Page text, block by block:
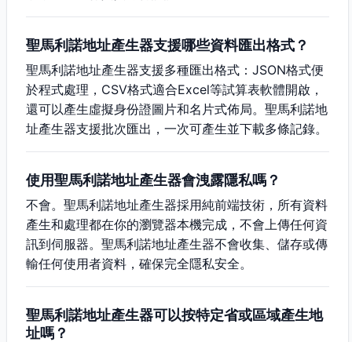
聖馬利諾地址產生器支援哪些資料匯出格式？
聖馬利諾地址產生器支援多種匯出格式：JSON格式便
於程式處理，CSV格式適合Excel等試算表軟體開啟，
還可以產生虛擬身份證圖片和名片式佈局。聖馬利諾地
址產生器支援批次匯出，一次可產生並下載多條記錄。
使用聖馬利諾地址產生器會洩露隱私嗎？
不會。聖馬利諾地址產生器採用純前端技術，所有資料
產生和處理都在你的瀏覽器本機完成，不會上傳任何資
訊到伺服器。聖馬利諾地址產生器不會收集、儲存或傳
輸任何使用者資料，確保完全隱私安全。
聖馬利諾地址產生器可以按特定省或區域產生地
址嗎？